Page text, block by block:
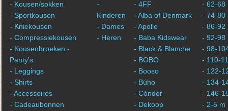
- Kousen/sokken
- Sportkousen
- Kniekousen
- Compressiekousen
- Kousenbroeken -
Panty's
- Leggings
- Shirts
- Accessoires
- Cadeaubonnen
-
Kinderen
- Dames
- Heren
- 4FF
- Alba of Denmark
- Apollo
- Baba Kidswear
- Black & Blanche
- BOBO
- Booso
- Búho
- Cóndor
- Dekoop
- 62-68
- 74-80
- 86-92
- 92-98
- 98-
- 110-
- 122-
- 134-
- 146-
- 2-5 m